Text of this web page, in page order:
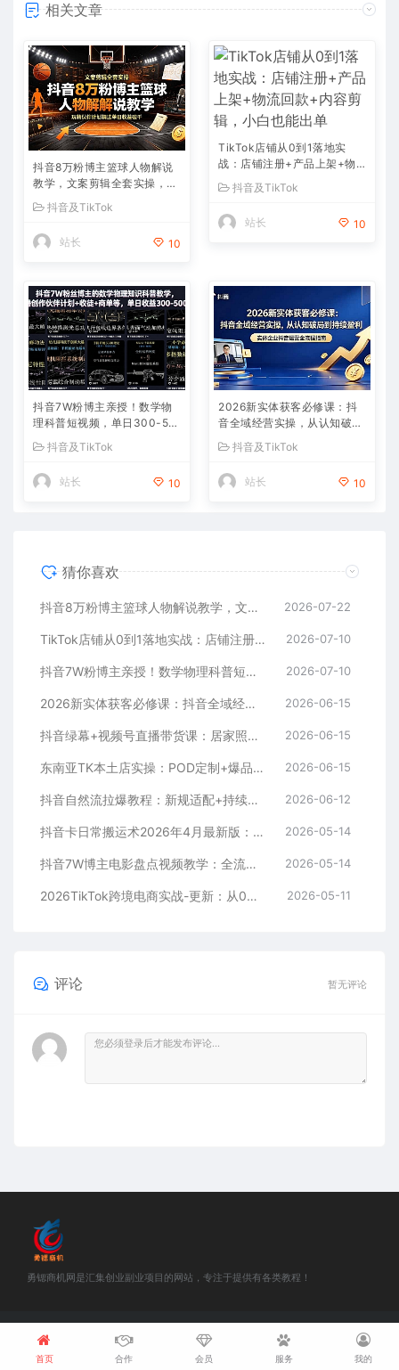
相关文章
抖音8万粉博主篮球人物解说
教学，文案剪辑全套实操，玩
抖音及TikTok
站长 10
TikTok店铺从0到1落地实
战：店铺注册+产品上架+物
流回款+内容剪辑，小白也能
出单
抖音及TikTok
站长 10
抖音7W粉博主亲授！数学物
理科普短视频，单日300-50
现
抖音及TikTok
站长 10
2026新实体获客必修课：抖
音全域经营实操，从认知破局
抖音及TikTok
站长 10
猜你喜欢
抖音8万粉博主篮球人物解说教学，文案剪辑全套实操，玩转伙伴计划精选单日收益破千 2026-07-22
TikTok店铺从0到1落地实战：店铺注册+产品上架+物流回款+内容剪辑，小白也能出单 2026-07-10
抖音7W粉博主亲授！数学物理科普短视频，单日300-500，伙伴计划+收徒+商单全变现 2026-07-10
2026新实体获客必修课：抖音全域经营实操，从认知破局到持续盈利 2026-06-15
抖音绿幕+视频号直播带货课：居家照着稿子念起号，手机电脑双场景搭建全流程 2026-06-15
东南亚TK本土店实操：POD定制+爆品截流+暴力冷启动，0粉也能开橱窗带货 2026-06-15
抖音自然流拉爆教程：新规适配+持续更新，话术+投放+起号一站式实战教学（更新26年5月11） 2026-06-12
抖音卡日常搬运术2026年4月最新版：影视账号爆款涨粉玩法，外面售价5000元核心 2026-05-14
抖音7W博主电影盘点视频教学：全流程剪辑制作+收益开通+商单收徒，零基础快速变现 2026-05-14
2026TikTok跨境电商实战-更新：从0到1跑通注册选品上架，出单发货回款全流程手把手教学 2026-05-11
评论 暂无评论
勇锶商机网是汇集创业副业项目的网站，专注于提供有各类教程！
©2018-2021 勇锶商机网 站内部分资源收集于网络，若侵犯了您的合法
权益，请联系我们删除！
浙ICP备18048457号-1
首页 合作 会员 服务 我的